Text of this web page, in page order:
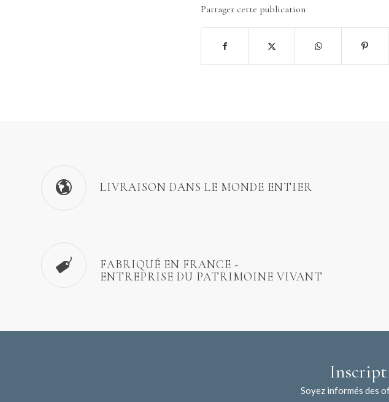
Partager cette publication
LIVRAISON DANS LE MONDE ENTIER
FABRIQUÉ EN FRANCE -
ENTREPRISE DU PATRIMOINE VIVANT
Soyez informés des